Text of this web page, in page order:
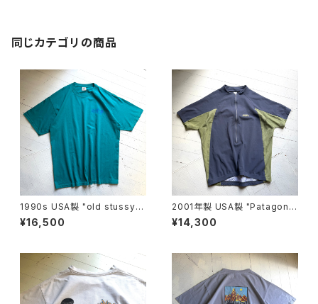
同じカテゴリの商品
1990s USA製 "old stussy"
S/S T-shirt
¥16,500
2001年製 USA製 "Patagoni
a" TERRA JERSEY
¥14,300